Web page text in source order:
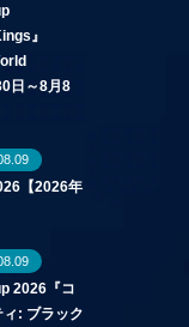
』
日～8月8
【2026年
2026『コ
: ブラック